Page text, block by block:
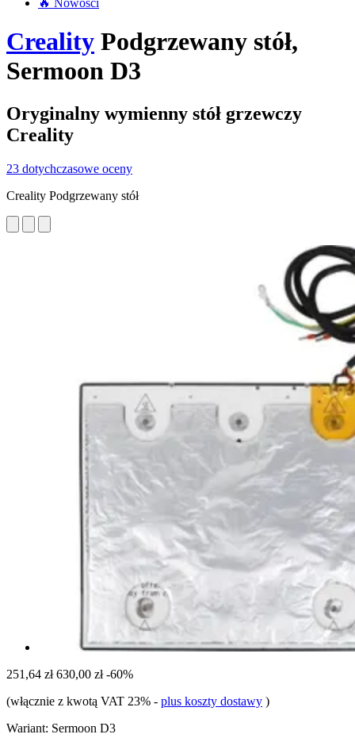
🔥 Nowości
Creality Podgrzewany stół,
Sermoon D3
Oryginalny wymienny stół grzewczy
Creality
23 dotychczasowe oceny
Creality Podgrzewany stół
251,64 zł 630,00 zł -60%
(włącznie z kwotą VAT 23% - plus koszty dostawy )
Wariant: Sermoon D3